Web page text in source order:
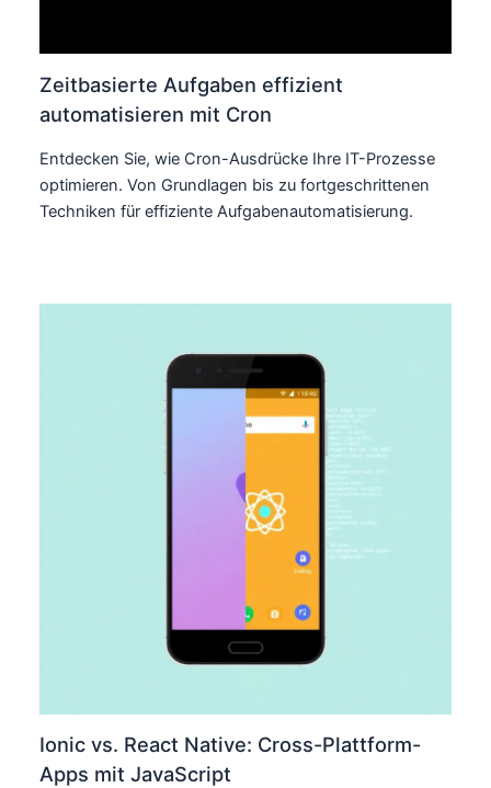
Zeitbasierte Aufgaben effizient
automatisieren mit Cron
Entdecken Sie, wie Cron-Ausdrücke Ihre IT-Prozesse
optimieren. Von Grundlagen bis zu fortgeschrittenen
Techniken für effiziente Aufgabenautomatisierung.
Ionic vs. React Native: Cross-Plattform-
Apps mit JavaScript